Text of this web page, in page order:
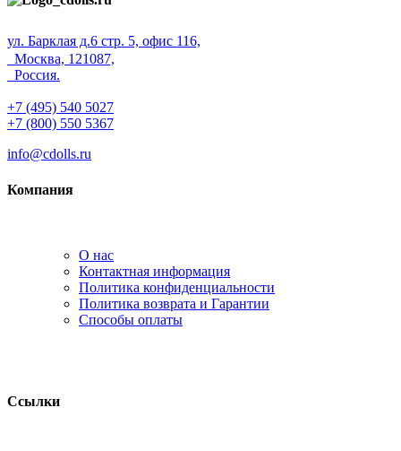
ул. Барклая д.6 стр. 5, офис 116,
Москва, 121087,
Россия.
+7 (495) 540 5027
+7 (800) 550 5367
info@cdolls.ru
Компания
О нас
Контактная информация
Политика конфиденциальности
Политика возврата и Гарантии
Способы оплаты
Ссылки